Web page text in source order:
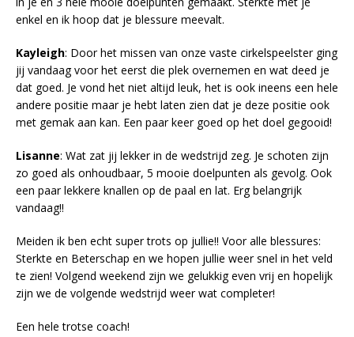
enkel en ik hoop dat je blessure meevalt.
Kayleigh: Door het missen van onze vaste cirkelspeelster ging
jij vandaag voor het eerst die plek overnemen en wat deed je
dat goed. Je vond het niet altijd leuk, het is ook ineens een hele
andere positie maar je hebt laten zien dat je deze positie ook
met gemak aan kan. Een paar keer goed op het doel gegooid!
Lisanne: Wat zat jij lekker in de wedstrijd zeg. Je schoten zijn
zo goed als onhoudbaar, 5 mooie doelpunten als gevolg. Ook
een paar lekkere knallen op de paal en lat. Erg belangrijk
vandaag!!
Meiden ik ben echt super trots op jullie!! Voor alle blessures:
Sterkte en Beterschap en we hopen jullie weer snel in het veld
te zien! Volgend weekend zijn we gelukkig even vrij en hopelijk
zijn we de volgende wedstrijd weer wat completer!
Een hele trotse coach!